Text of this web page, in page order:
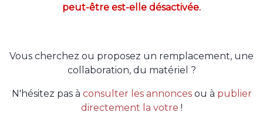
peut-être est-elle désactivée.
Vous cherchez ou proposez un remplacement, une
collaboration, du matériel ?
N'hésitez pas à consulter les annoncesou à publier
directement la votre !